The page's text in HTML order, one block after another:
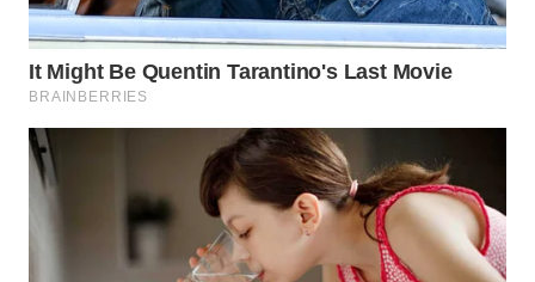
WN
PADANG
LAWAS
WN
SUMEDANG